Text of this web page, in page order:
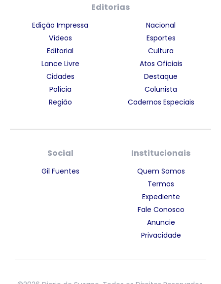
Editorias
Edição Impressa
Vídeos
Editorial
Lance Livre
Cidades
Polícia
Região
Nacional
Esportes
Cultura
Atos Oficiais
Destaque
Colunista
Cadernos Especiais
Social
Gil Fuentes
Institucionais
Quem Somos
Termos
Expediente
Fale Conosco
Anuncie
Privacidade